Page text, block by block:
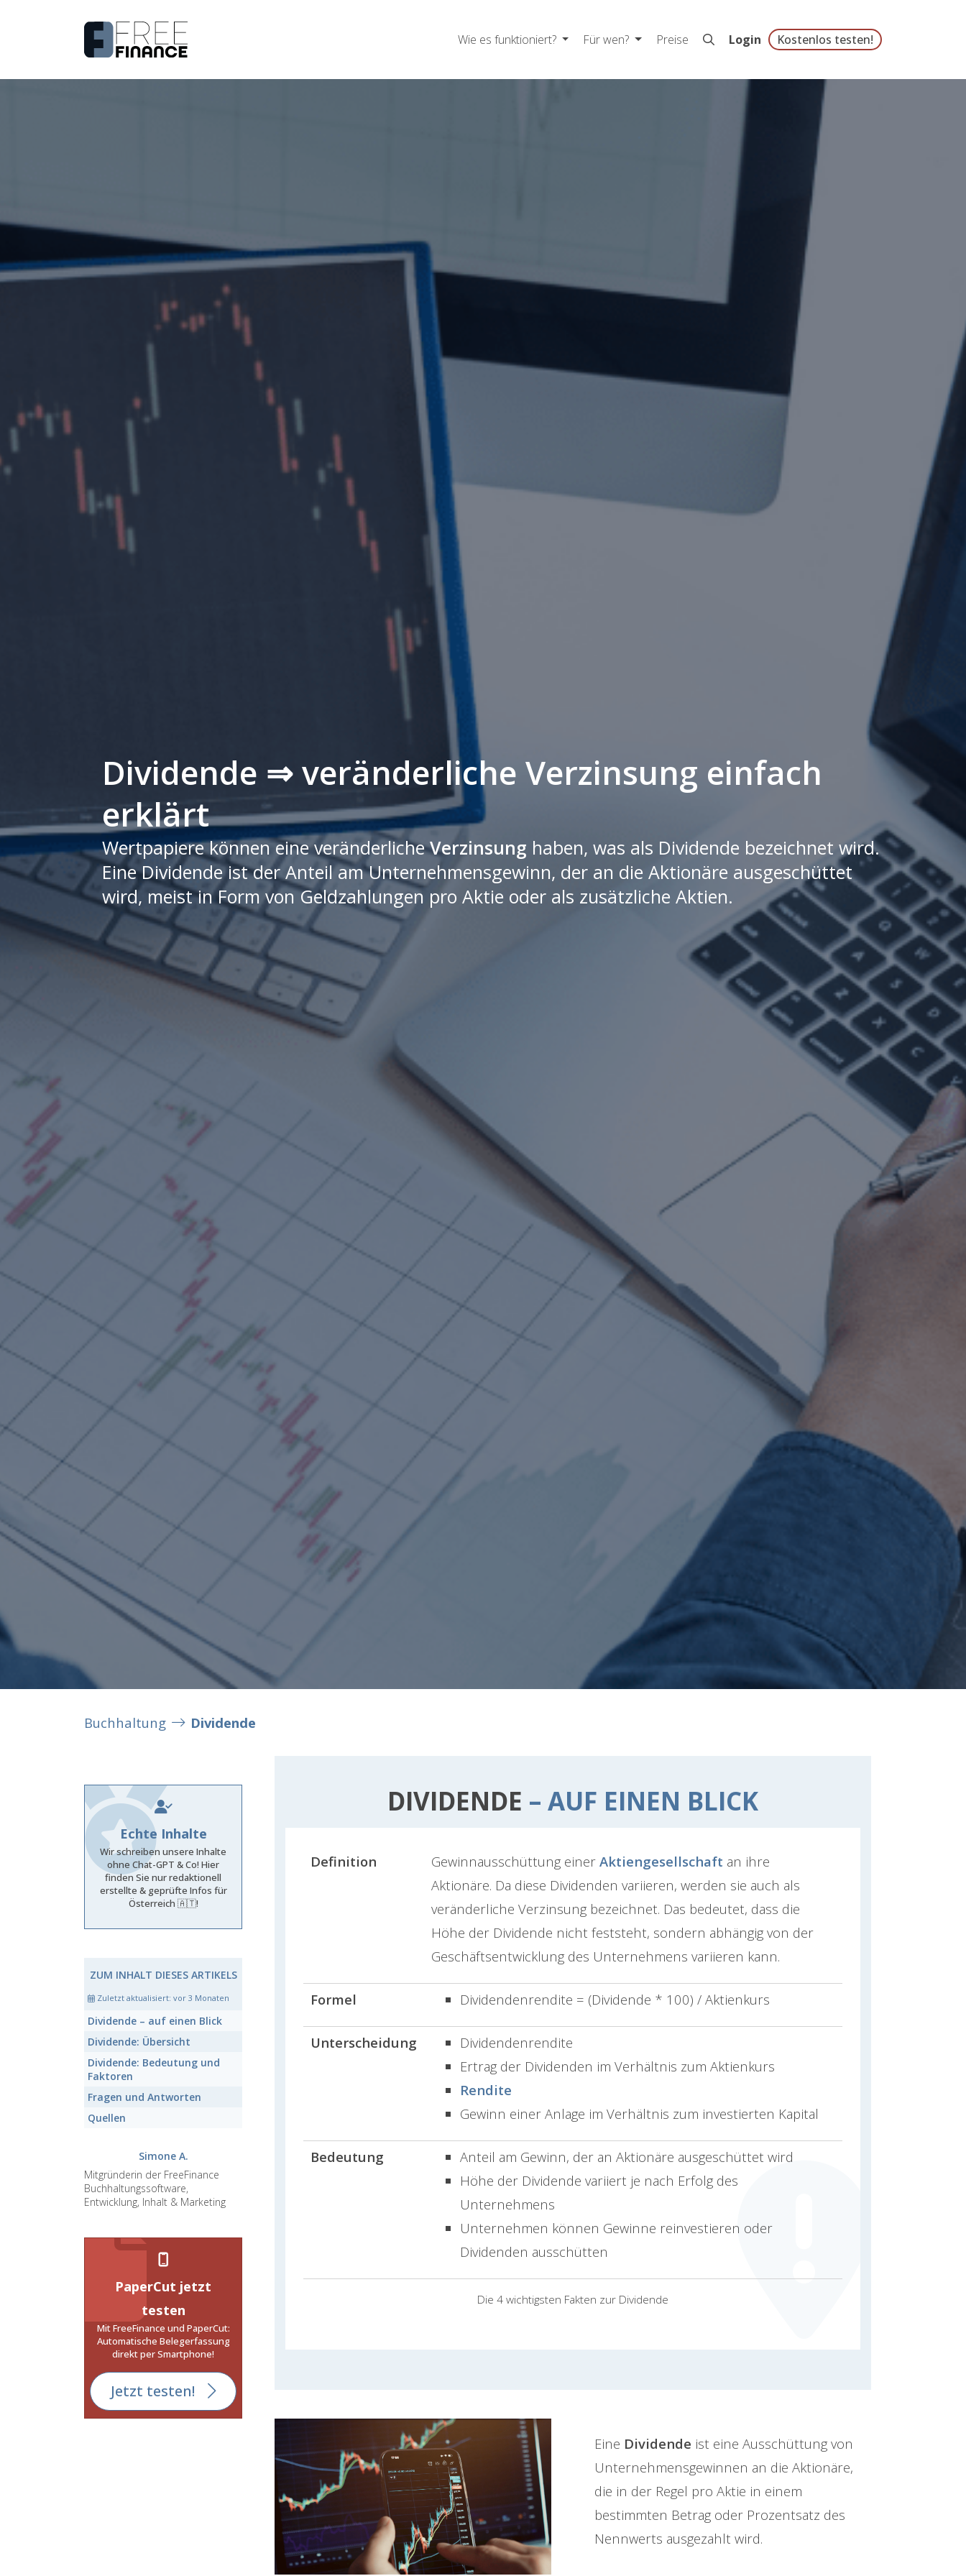
Wie es funktioniert? Für wen? Preise Login Kostenlos testen!
Dividende ⇒ veränderliche Verzinsung einfach
erklärt
Wertpapiere können eine veränderlicheVerzinsung haben, was als Dividende bezeichnet wird.
Eine Dividende ist der Anteil am Unternehmensgewinn, der an die Aktionäre ausgeschüttet
wird, meist in Form von Geldzahlungen pro Aktie oder als zusätzliche Aktien.
Buchhaltung Dividende
Echte Inhalte
Wir schreiben unsere Inhalte
ohne Chat-GPT & Co! Hier
finden Sie nur redaktionell
erstellte & geprüfte Infos für
Österreich 🇦🇹!
ZUM INHALT DIESES ARTIKELS
Zuletzt aktualisiert: vor 3 Monaten
Dividende – auf einen Blick
Dividende: Übersicht
Dividende: Bedeutung und
Faktoren
Fragen und Antworten
Quellen
Simone A.
Mitgründerin der FreeFinance
Buchhaltungssoftware,
Entwicklung, Inhalt & Marketing
PaperCut jetzt
testen
Mit FreeFinance und PaperCut:
Automatische Belegerfassung
direkt per Smartphone!
Jetzt testen!
DIVIDENDE – AUF EINEN BLICK
Die 4 wichtigsten Fakten zur Dividende
Definition Gewinnausschüttung einer Aktiengesellschaft an ihre
Aktionäre. Da diese Dividenden variieren, werden sie auch als
veränderliche Verzinsung bezeichnet. Das bedeutet, dass die
Höhe der Dividende nicht feststeht, sondern abhängig von der
Geschäftsentwicklung des Unternehmens variieren kann.
Formel Dividendenrendite = (Dividende * 100) / Aktienkurs
Unterscheidung
Dividendenrendite
Ertrag der Dividenden im Verhältnis zum Aktienkurs
Rendite
Gewinn einer Anlage im Verhältnis zum investierten Kapital
Bedeutung
Anteil am Gewinn, der an Aktionäre ausgeschüttet wird
Höhe der Dividende variiert je nach Erfolg des
Unternehmens
Unternehmen können Gewinne reinvestieren oder
Dividenden ausschütten
Eine Dividende ist eine Ausschüttung von
Unternehmensgewinnen an die Aktionäre,
die in der Regel pro Aktie in einem
bestimmten Betrag oder Prozentsatz des
Nennwerts ausgezahlt wird.